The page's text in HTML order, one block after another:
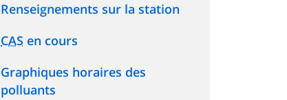
Renseignements sur la station
CAS en cours
Graphiques horaires des
polluants